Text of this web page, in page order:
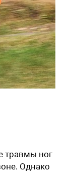
травмы ног
Однако